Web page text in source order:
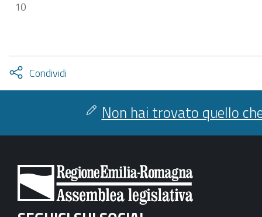
10
Condividi
facebook
twitter
Attiva
condividi
Non hai trovato quello